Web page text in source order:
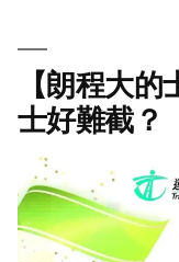
【朗程大
士好難截？